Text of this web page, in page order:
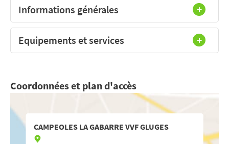
Informations générales
Equipements et services
Coordonnées et plan d'accès
CAMPEOLES LA GABARRE VVF GLUGES